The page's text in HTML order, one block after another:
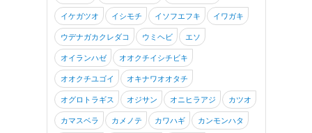
イケガツオ イシモチ イソフエフキ イワガキ
ウデナガカクレダコ ウミヘビ エソ
オイランハゼ オオクチイシチビキ
オオクチユゴイ オキナワオオタチ
オグロトラギス オジサン オニヒラアジ カツオ
カマスベラ カメノテ カワハギ カンモンハタ